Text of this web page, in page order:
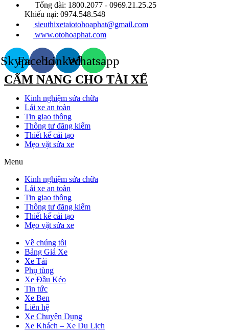
Tổng đài: 1800.2077 - 0969.21.25.25
Khiếu nại: 0974.548.548
sieuthixetaiotohoaphat@gmail.com
www.otohoaphat.com
SkypeFacebookLinkedinWhatsapp
CẨM NANG CHO TÀI XẾ
Kinh nghiệm sửa chữa
Lái xe an toàn
Tin giao thông
Thông tư đăng kiểm
Thiết kế cải tạo
Mẹo vặt sửa xe
Menu
Kinh nghiệm sửa chữa
Lái xe an toàn
Tin giao thông
Thông tư đăng kiểm
Thiết kế cải tạo
Mẹo vặt sửa xe
Về chúng tôi
Bảng Giá Xe
Xe Tải
Phụ tùng
Xe Đầu Kéo
Tin tức
Xe Ben
Liên hệ
Xe Chuyên Dụng
Xe Khách – Xe Du Lịch